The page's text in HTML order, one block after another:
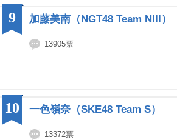
加藤美南（NGT48 Team NIII）
13905票
9
一色嶺奈（SKE48 Team S）
13372票
10